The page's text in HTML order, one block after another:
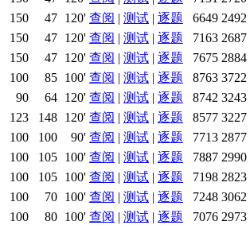
150 47 120' 查阅 | 测试 | 逐题 6649 2492
150 47 120' 查阅 | 测试 | 逐题 7163 2687
150 47 120' 查阅 | 测试 | 逐题 7675 2884
100 85 100' 查阅 | 测试 | 逐题 8763 3722
90 64 120' 查阅 | 测试 | 逐题 8742 3243
123 148 120' 查阅 | 测试 | 逐题 8577 3227
100 100 90' 查阅 | 测试 | 逐题 7713 2877
100 105 100' 查阅 | 测试 | 逐题 7887 2990
100 105 100' 查阅 | 测试 | 逐题 7198 2823
100 70 100' 查阅 | 测试 | 逐题 7248 3062
100 80 100' 查阅 | 测试 | 逐题 7076 2973